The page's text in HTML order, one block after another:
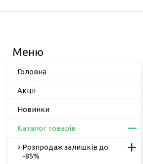
Головна
Акції
Новинки
Каталог товарів
Розпродаж залишків до
-85%